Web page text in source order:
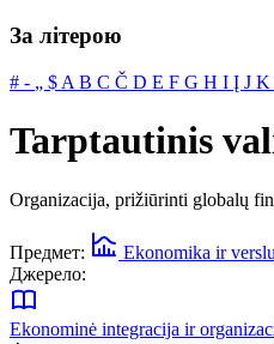
За літерою
# ‐ „ $ A B C Č D E F G H I Į J K
Tarptautinis
Organizacija, prižiūrinti globalų
Предмет:
Ekonomika ir
Джерело:
Ekonominė integracija ir